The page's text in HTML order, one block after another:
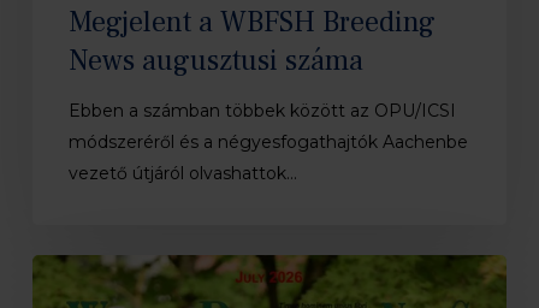
Megjelent a WBFSH Breeding
News augusztusi száma
Ebben a számban többek között az OPU/ICSI
módszeréről és a négyesfogathajtók Aachenbe
vezető útjáról olvashattok…
Megjelent